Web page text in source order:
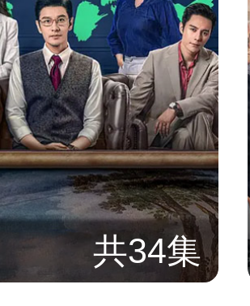
共34集